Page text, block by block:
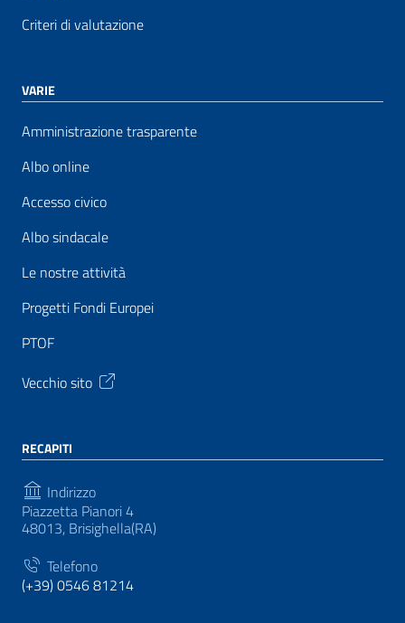
Criteri di valutazione
VARIE
Amministrazione trasparente
Albo online
Accesso civico
Albo sindacale
Le nostre attività
Progetti Fondi Europei
PTOF
Vecchio sito
RECAPITI
Indirizzo
Piazzetta Pianori 4
48013, Brisighella(RA)
Telefono
(+39) 0546 81214